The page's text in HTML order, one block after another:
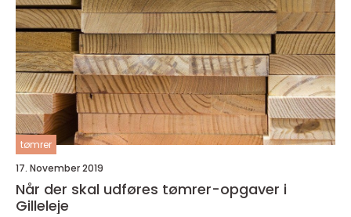
tømrer
17. November 2019
Når der skal udføres tømrer-opgaver i
Gilleleje